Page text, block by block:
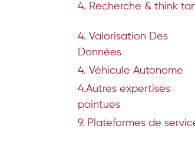
4. Recherche & think
4. Valorisation Des
Données
4. Véhicule Autonome
4.Autres expertises
pointues
9. Plateformes de